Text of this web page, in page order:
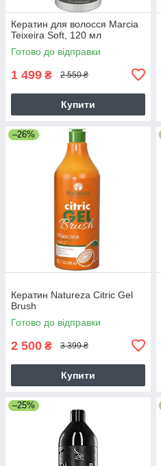
Кератин для волосся Marcia
Teixeira Soft, 120 мл
Готово до відправки
1 499 ₴ 2 550 ₴
Купити
–26%
Кератин Natureza Citric Gel
Brush
Готово до відправки
2 500 ₴ 3 399 ₴
Купити
–25%